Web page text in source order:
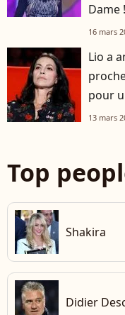
Dame
16 mars
Lio a
pour
13 mars
Top
Shakira
Didier